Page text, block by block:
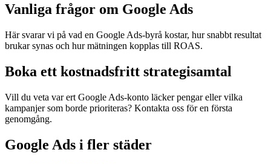
Vanliga frågor om Google Ads
Här svarar vi på vad en Google Ads-byrå kostar, hur snabbt resultat
brukar synas och hur mätningen kopplas till ROAS.
Boka ett kostnadsfritt strategisamtal
Vill du veta var ert Google Ads-konto läcker pengar eller vilka
kampanjer som borde prioriteras? Kontakta oss för en första
genomgång.
Google Ads i fler städer